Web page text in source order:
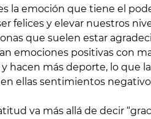
la emoción que tiene el
felices y elevar nuestros
que suelen estar
emociones positivas con
hacen más deporte, lo que
ellas sentimientos
va más allá de decir